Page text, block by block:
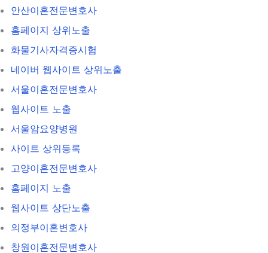
안산이혼전문변호사
홈페이지 상위노출
화물기사자격증시험
네이버 웹사이트 상위노출
서울이혼전문변호사
웹사이트 노출
서울암요양병원
사이트 상위등록
고양이혼전문변호사
홈페이지 노출
웹사이트 상단노출
의정부이혼변호사
창원이혼전문변호사